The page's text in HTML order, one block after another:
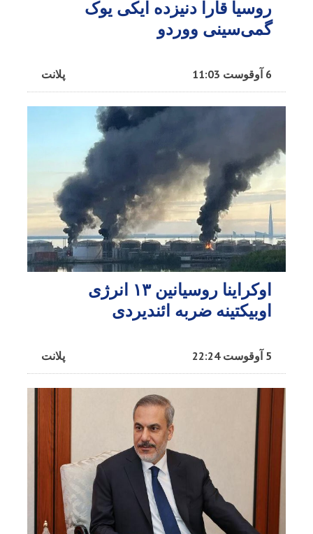
روسیا قارا دنیزده ایکی یوک
گمی‌سینی ووردو
پلانت 6 آوقوست 11:03
اوکراینا روسیانین ۱۳ انرژی
اوبیکتینه ضربه ائندیردی
پلانت 5 آوقوست 22:24